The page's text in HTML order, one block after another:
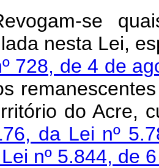
se
nesta Lei,
728, de 4 de
do Acre,
da Lei nº
nº 5.844, de